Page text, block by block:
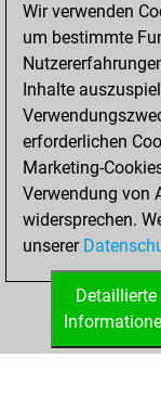
Wir verwenden
um bestimmte
Inhalte
erforderlichen
Marketing-
Verwendung von
widersprechen.
unserer
Detaillierte